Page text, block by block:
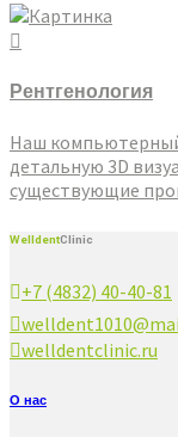
Рентгенология
Наш
детальную 3D
существующие
WelldentClinic
+7 (4832) 40-40-81
welldentclinic.ru
О нас